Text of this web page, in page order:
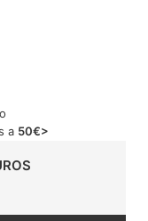
a 50€>